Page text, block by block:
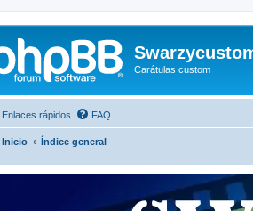
Carátulas custom
Enlaces rápidos FAQ
Inicio Índice general